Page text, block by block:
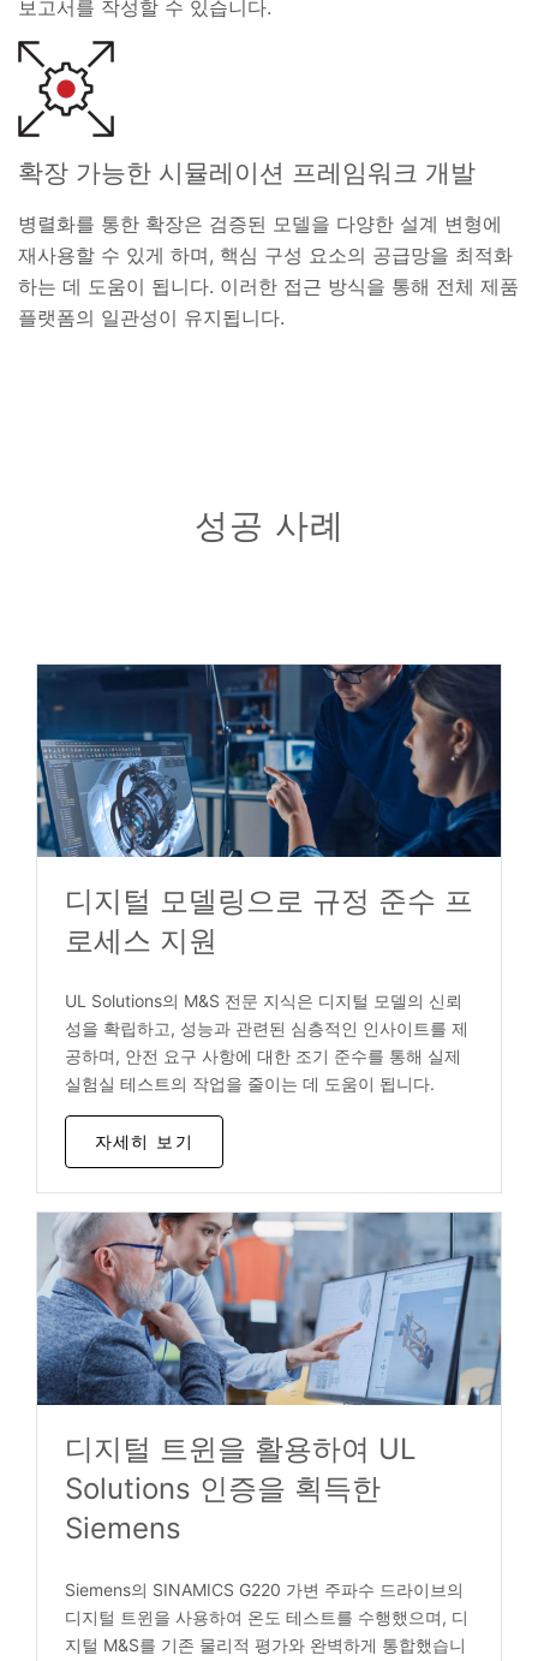
보고서를 작성할 수 있습니다.
확장 가능한 시뮬레이션 프레임워크 개발
병렬화를 통한 확장은 검증된 모델을 다양한 설계 변형에
재사용할 수 있게 하며, 핵심 구성 요소의 공급망을 최적화
하는 데 도움이 됩니다. 이러한 접근 방식을 통해 전체 제품
플랫폼의 일관성이 유지됩니다.
성공 사례
디지털 모델링으로 규정 준수 프
로세스 지원
UL Solutions의 M&S 전문 지식은 디지털 모델의 신뢰
성을 확립하고, 성능과 관련된 심층적인 인사이트를 제
공하며, 안전 요구 사항에 대한 조기 준수를 통해 실제
실험실 테스트의 작업을 줄이는 데 도움이 됩니다.
자세히 보기
디지털 트윈을 활용하여 UL
Solutions 인증을 획득한
Siemens
Siemens의 SINAMICS G220 가변 주파수 드라이브의
디지털 트윈을 사용하여 온도 테스트를 수행했으며, 디
지털 M&S를 기존 물리적 평가와 완벽하게 통합했습니